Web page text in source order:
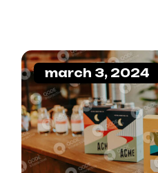
march 3, 2024